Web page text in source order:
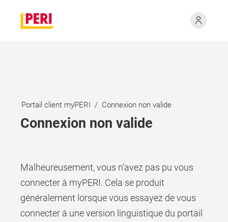
Portail client myPERI Connexion non valide
Connexion non valide
Malheureusement, vous n’avez pas pu vous
connecter à myPERI. Cela se produit
généralement lorsque vous essayez de vous
connecter à une version linguistique du portail